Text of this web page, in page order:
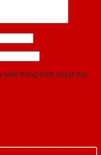
web trong trình duyệt này